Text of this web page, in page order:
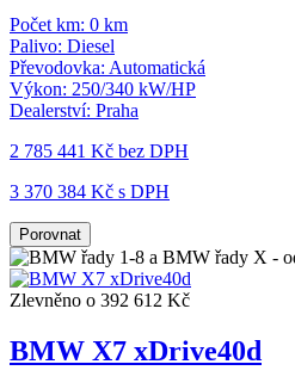
Počet km: 0 km
Palivo: Diesel
Převodovka: Automatická
Výkon: 250/340 kW/HP
Dealerství: Praha
2 785 441 Kč bez DPH
3 370 384 Kč s DPH
Porovnat
Zlevněno o 392 612 Kč
BMW X7 xDrive40d